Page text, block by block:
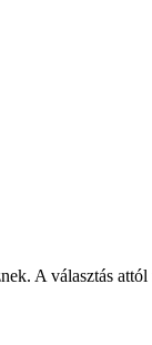
A választás